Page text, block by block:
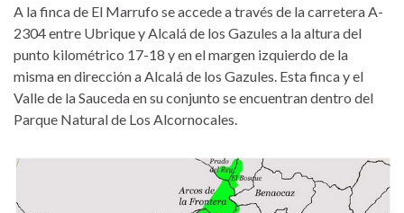
A la finca de El Marrufo se accede a través de la carretera A-
2304 entre Ubrique y Alcalá de los Gazules a la altura del
punto kilométrico 17-18 y en el margen izquierdo de la
misma en dirección a Alcalá de los Gazules. Esta finca y el
Valle de la Sauceda en su conjunto se encuentran dentro del
Parque Natural de Los Alcornocales.